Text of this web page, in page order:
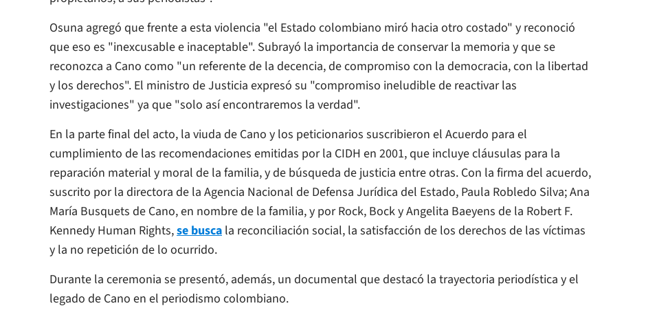
Osuna agregó que frente a esta violencia "el Estado colombiano miró hacia otro costado" y reconoció
que eso es "inexcusable e inaceptable". Subrayó la importancia de conservar la memoria y que se
reconozca a Cano como "un referente de la decencia, de compromiso con la democracia, con la libertad
y los derechos". El ministro de Justicia expresó su "compromiso ineludible de reactivar las
investigaciones" ya que "solo así encontraremos la verdad".
En la parte final del acto, la viuda de Cano y los peticionarios suscribieron el Acuerdo para el
cumplimiento de las recomendaciones emitidas por la CIDH en 2001, que incluye cláusulas para la
reparación material y moral de la familia, y de búsqueda de justicia entre otras. Con la firma del acuerdo,
suscrito por la directora de la Agencia Nacional de Defensa Jurídica del Estado, Paula Robledo Silva; Ana
María Busquets de Cano, en nombre de la familia, y por Rock, Bock y Angelita Baeyens de la Robert F.
Kennedy Human Rights,se busca la reconciliación social, la satisfacción de los derechos de las víctimas
y la no repetición de lo ocurrido.
Durante la ceremonia se presentó, además, un documental que destacó la trayectoria periodística y el
legado de Cano en el periodismo colombiano.